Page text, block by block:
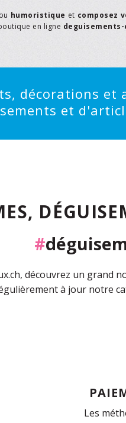
ou humoristique et composez
en ligne deguisements-
décorations
et
#
découvrez un grand
à jour notre
Les